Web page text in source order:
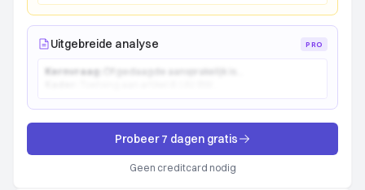
Uitgebreide analyse PRO
Kernvraag:
Probeer 7 dagen gratis
Geen creditcard nodig